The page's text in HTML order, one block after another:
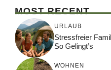
MOST RECENT
URLAUB
Stressfreier
So Gelingt’s
WOHNEN